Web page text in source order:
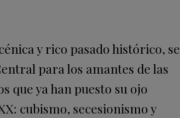
y rico pasado histórico, se
para los amantes de las
que ya han puesto su ojo
cubismo, secesionismo y